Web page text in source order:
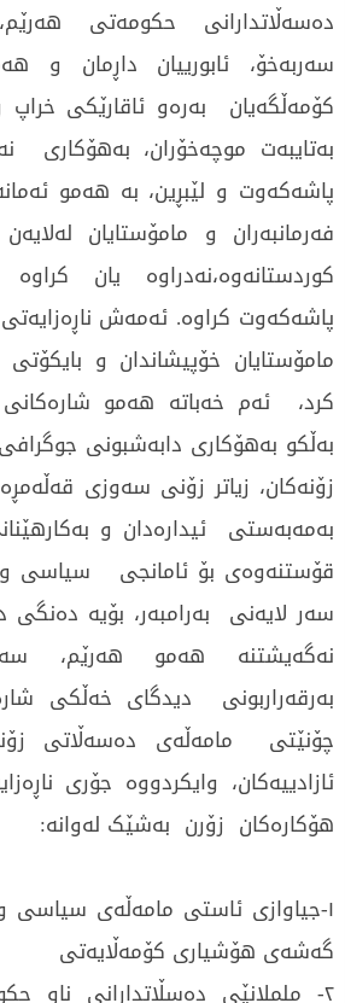
دەسەڵاتدارانی حکومەتی
سەربەخۆ، ئابورییان داڕمان و
کۆمەڵگەیان بەرەو ئاقارێکی خراپ
بەتایبەت موچەخۆران، بەهۆکاری
فەرمانبەران و مامۆستایان
کوردستانەوە،نەدراوە یان
پاشەکەوت کراوە. ئەمەش
مامۆستایان خۆپیشاندان و بایکۆتی
کرد، ئەم خەباتە هەمو
بەڵکو بەهۆکاری دابەشبونی
زۆنەکان، زیاتر زۆنی سەوزی
بەمەبەستی ئیدارەدان و
قۆستنەوەی بۆ ئامانجی سیاسی و
سەر لایەنی بەرامبەر، بۆیە دەنگی
نەگەیشتنە هەمو هەرێم،
بەرقەراربونی دیدگای خەڵکی
چۆنێتی مامەڵەی دەسەڵاتی
ئازادییەکان، وایکردووە جۆری
هۆکارەکان زۆرن بەشێک لەوانە:
١-جیاوازی ئاستی مامەڵەی سیاسی
گەشەی هۆشیاری کۆمەڵایەتی
٢- ململانێی دەسڵاتدارانی ناو